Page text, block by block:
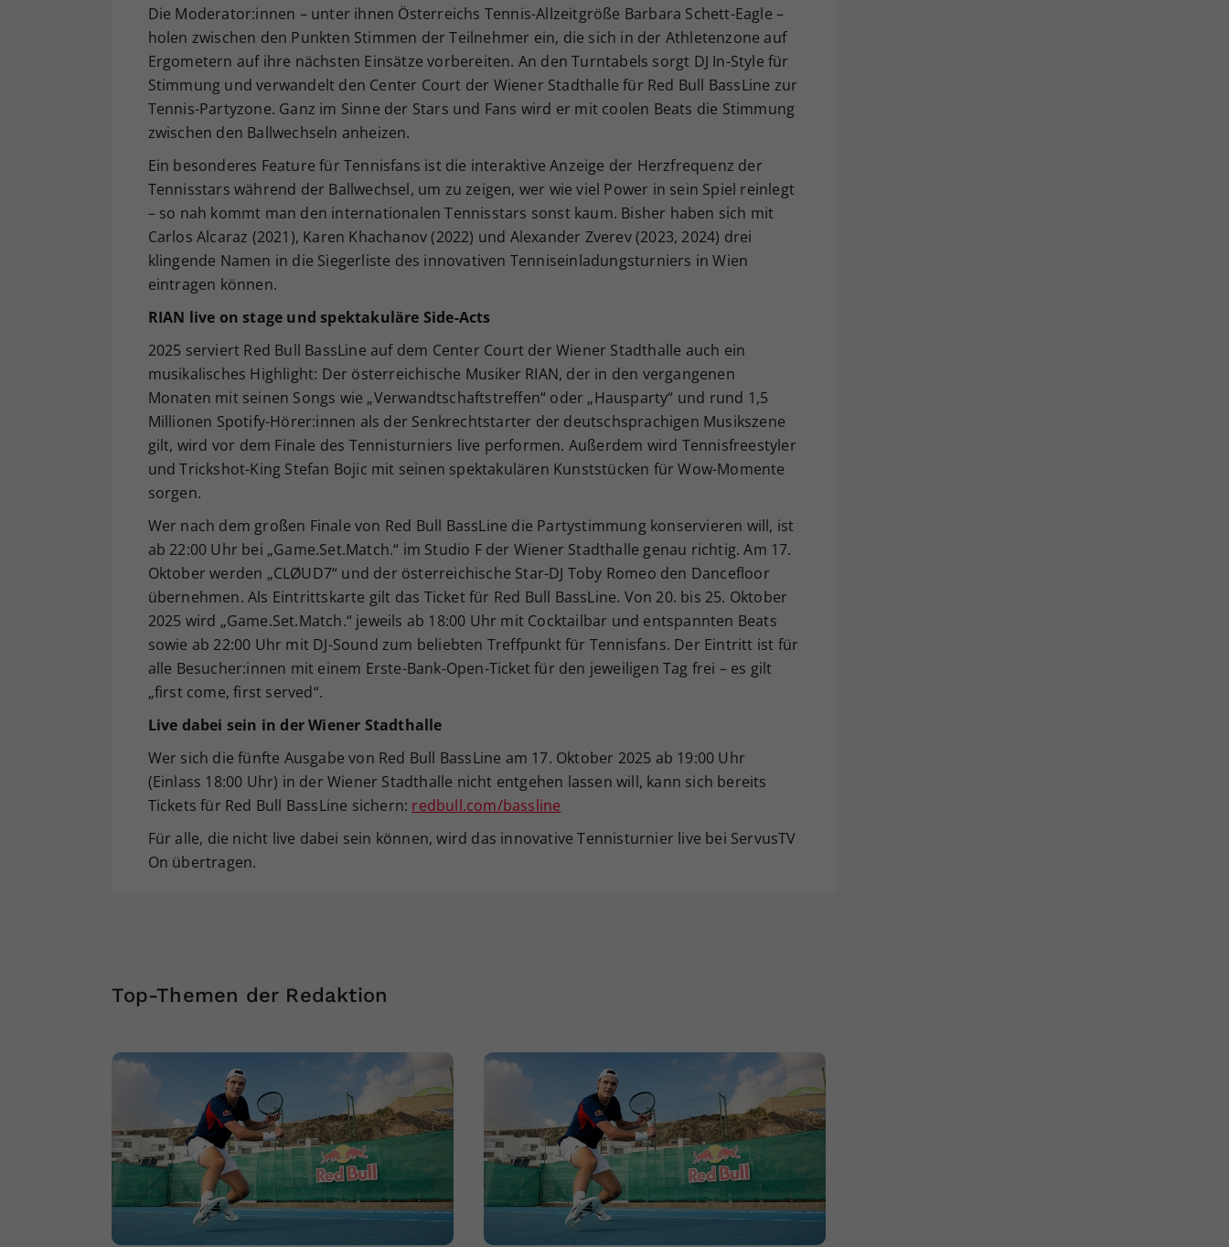
Die Moderator:innen – unter ihnen Österreichs Tennis-Allzeitgröße Barbara Schett-Eagle –
holen zwischen den Punkten Stimmen der Teilnehmer ein, die sich in der Athletenzone auf
Ergometern auf ihre nächsten Einsätze vorbereiten. An den Turntabels sorgt DJ In-Style für
Stimmung und verwandelt den Center Court der Wiener Stadthalle für Red Bull BassLine zur
Tennis-Partyzone. Ganz im Sinne der Stars und Fans wird er mit coolen Beats die Stimmung
zwischen den Ballwechseln anheizen.
Ein besonderes Feature für Tennisfans ist die interaktive Anzeige der Herzfrequenz der
Tennisstars während der Ballwechsel, um zu zeigen, wer wie viel Power in sein Spiel reinlegt
– so nah kommt man den internationalen Tennisstars sonst kaum. Bisher haben sich mit
Carlos Alcaraz (2021), Karen Khachanov (2022) und Alexander Zverev (2023, 2024) drei
klingende Namen in die Siegerliste des innovativen Tenniseinladungsturniers in Wien
eintragen können.
RIAN live on stage und spektakuläre Side-Acts
2025 serviert Red Bull BassLine auf dem Center Court der Wiener Stadthalle auch ein
musikalisches Highlight: Der österreichische Musiker RIAN, der in den vergangenen
Monaten mit seinen Songs wie „Verwandtschaftstreffen“ oder „Hausparty“ und rund 1,5
Millionen Spotify-Hörer:innen als der Senkrechtstarter der deutschsprachigen Musikszene
gilt, wird vor dem Finale des Tennisturniers live performen. Außerdem wird Tennisfreestyler
und Trickshot-King Stefan Bojic mit seinen spektakulären Kunststücken für Wow-Momente
sorgen.
Wer nach dem großen Finale von Red Bull BassLine die Partystimmung konservieren will, ist
ab 22:00 Uhr bei „Game.Set.Match.“ im Studio F der Wiener Stadthalle genau richtig. Am 17.
Oktober werden „CLØUD7“ und der österreichische Star-DJ Toby Romeo den Dancefloor
übernehmen. Als Eintrittskarte gilt das Ticket für Red Bull BassLine. Von 20. bis 25. Oktober
2025 wird „Game.Set.Match.“ jeweils ab 18:00 Uhr mit Cocktailbar und entspannten Beats
sowie ab 22:00 Uhr mit DJ-Sound zum beliebten Treffpunkt für Tennisfans. Der Eintritt ist für
alle Besucher:innen mit einem Erste-Bank-Open-Ticket für den jeweiligen Tag frei – es gilt
„first come, first served“.
Live dabei sein in der Wiener Stadthalle
Wer sich die fünfte Ausgabe von Red Bull BassLine am 17. Oktober 2025 ab 19:00 Uhr
(Einlass 18:00 Uhr) in der Wiener Stadthalle nicht entgehen lassen will, kann sich bereits
Tickets für Red Bull BassLine sichern: redbull.com/bassline
Für alle, die nicht live dabei sein können, wird das innovative Tennisturnier live bei ServusTV
On übertragen.
Top-Themen der Redaktion